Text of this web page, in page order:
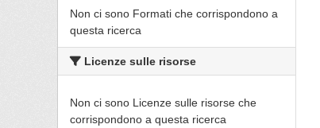
Non ci sono Formati che corrispondono a
questa ricerca
Licenze sulle risorse
Non ci sono Licenze sulle risorse che
corrispondono a questa ricerca